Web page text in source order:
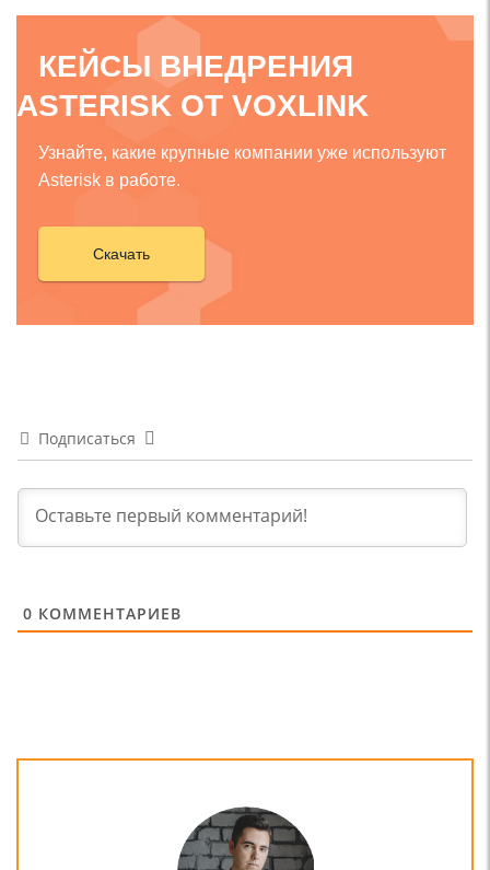
КЕЙСЫ ВНЕДРЕНИЯ
ASTERISK ОТ VOXLINK
Узнайте, какие крупные компании уже используют
Asterisk в работе.
Скачать
Подписаться
0 КОММЕНТАРИЕВ